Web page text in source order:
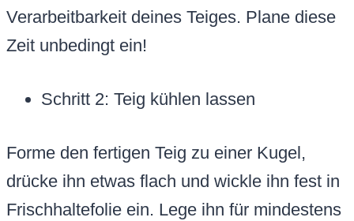
Verarbeitbarkeit deines Teiges. Plane diese
Zeit unbedingt ein!
Schritt 2: Teig kühlen lassen
Forme den fertigen Teig zu einer Kugel,
drücke ihn etwas flach und wickle ihn fest in
Frischhaltefolie ein. Lege ihn für mindestens